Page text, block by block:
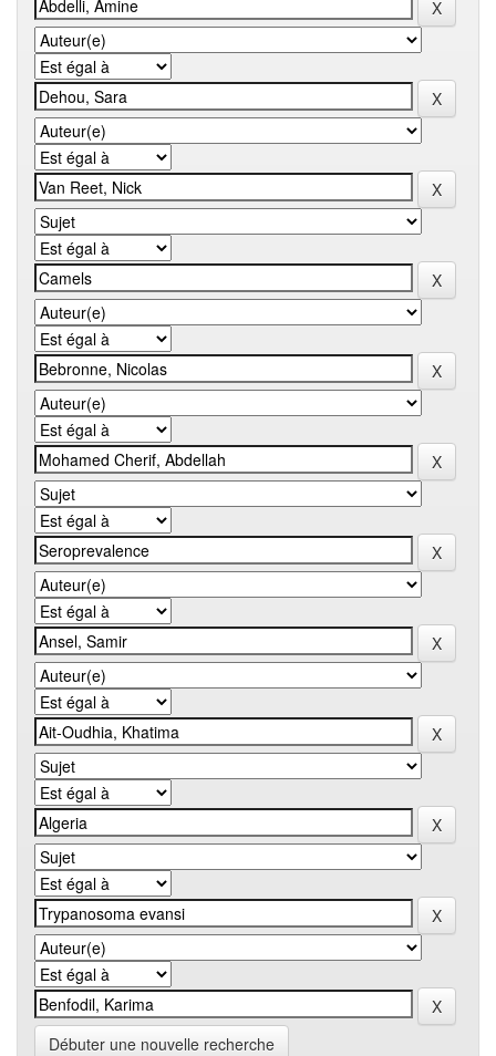
Débuter une nouvelle recherche